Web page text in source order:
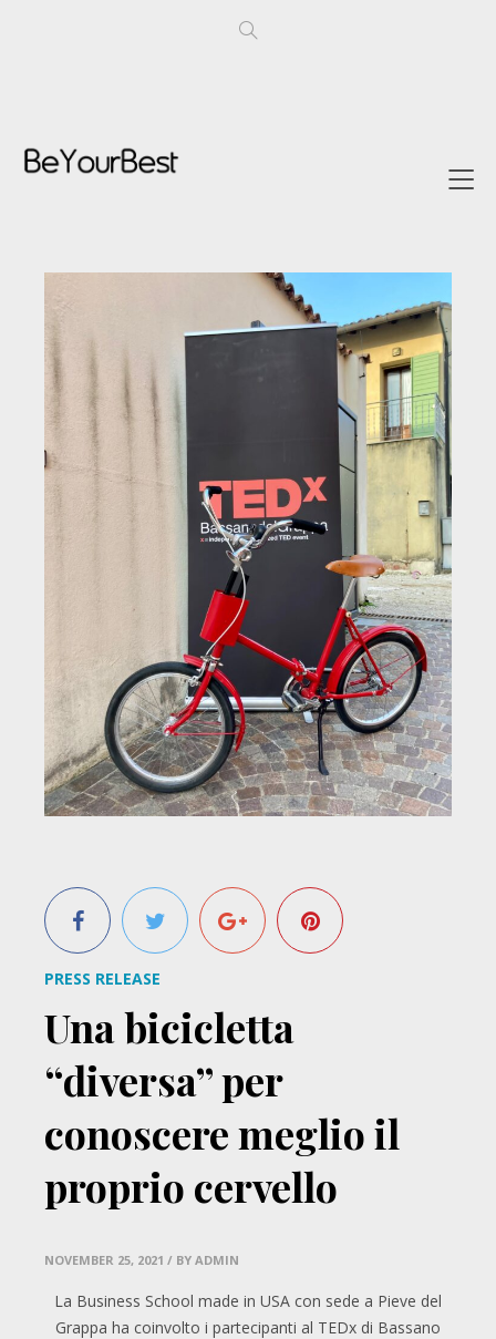
PRESS RELEASE
Una bicicletta
“diversa” per
conoscere meglio il
proprio cervello
NOVEMBER 25, 2021 / BY ADMIN
La Business School made in USA con sede a Pieve del
Grappa ha coinvolto i partecipanti al TEDx di Bassano